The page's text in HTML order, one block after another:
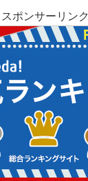
スポンサーリンク